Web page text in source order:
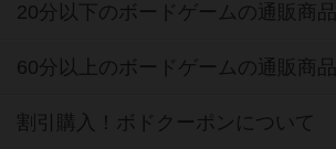
20分以下のボードゲームの通販商品
60分以上のボードゲームの通販商品
割引購入！ボドクーポンについて